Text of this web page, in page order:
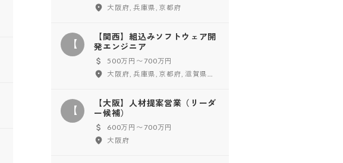
大阪府, 兵庫県, 京都府
【
【関西】組込みソフトウェア開
発エンジニア
500万円〜700万円
【
【大阪】人材提案営業（リーダ
ー候補）
600万円〜700万円
大阪府